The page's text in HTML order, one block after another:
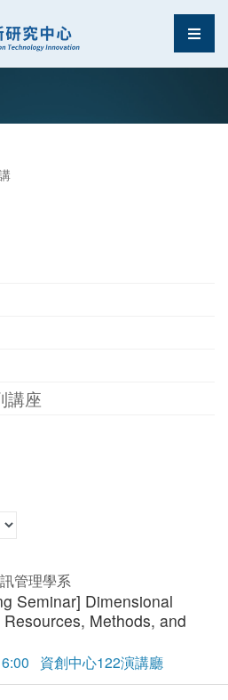
新研究中 選
講座
管理學系
Seminar] Dimensional
Methods, and
資創中心122演講廳